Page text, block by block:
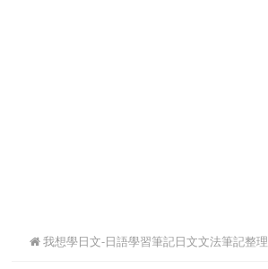
我想學日文-日語學習筆記日文文法筆記整理